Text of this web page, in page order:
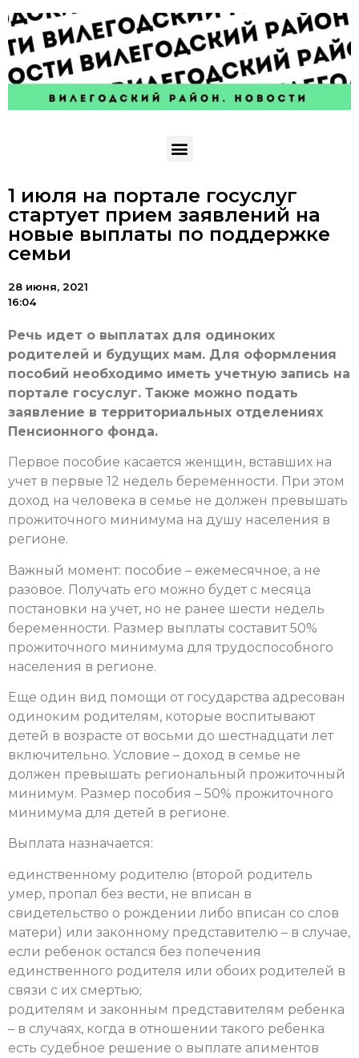
1 июля на портале госуслуг
стартует прием заявлений на
новые выплаты по поддержке
семьи
28 июня, 2021
16:04
Речь идет о выплатах для одиноких
родителей и будущих мам. Для оформления
пособий необходимо иметь учетную запись на
портале госуслуг. Также можно подать
заявление в территориальных отделениях
Пенсионного фонда.
Первое пособие касается женщин, вставших на
учет в первые 12 недель беременности. При этом
доход на человека в семье не должен превышать
прожиточного минимума на душу населения в
регионе.
Важный момент: пособие – ежемесячное, а не
разовое. Получать его можно будет с месяца
постановки на учет, но не ранее шести недель
беременности. Размер выплаты составит 50%
прожиточного минимума для трудоспособного
населения в регионе.
Еще один вид помощи от государства адресован
одиноким родителям, которые воспитывают
детей в возрасте от восьми до шестнадцати лет
включительно. Условие – доход в семье не
должен превышать региональный прожиточный
минимум. Размер пособия – 50% прожиточного
минимума для детей в регионе.
Выплата назначается:
единственному родителю (второй родитель
умер, пропал без вести, не вписан в
свидетельство о рождении либо вписан со слов
матери) или законному представителю – в случае,
если ребенок остался без попечения
единственного родителя или обоих родителей в
связи с их смертью;
родителям и законным представителям ребенка
– в случаях, когда в отношении такого ребенка
есть судебное решение о выплате алиментов